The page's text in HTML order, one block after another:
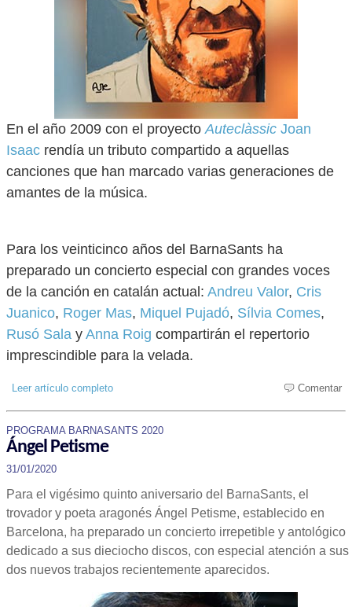
En el año 2009 con el proyectoAuteclàssic Joan
Isaac rendía un tributo compartido a aquellas
canciones que han marcado varias generaciones de
amantes de la música.
Para los veinticinco años del BarnaSants ha
preparado un concierto especial con grandes voces
de la canción en catalán actual: Andreu Valor, Cris
Juanico, Roger Mas, Miquel Pujadó, Sílvia Comes,
Rusó Sala y Anna Roig compartirán el repertorio
imprescindible para la velada.
Leer artículo completo Comentar
PROGRAMA BARNASANTS 2020
Ángel Petisme
31/01/2020
Para el vigésimo quinto aniversario del BarnaSants, el
trovador y poeta aragonés Ángel Petisme, establecido en
Barcelona, ha preparado un concierto irrepetible y antológico
dedicado a sus dieciocho discos, con especial atención a sus
dos nuevos trabajos recientemente aparecidos.